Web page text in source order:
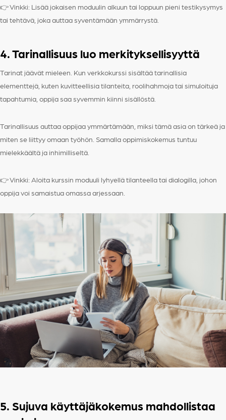
👉 Vinkki: Lisää jokaisen moduulin alkuun tai loppuun pieni testikysymys
tai tehtävä, joka auttaa syventämään ymmärrystä.
4. Tarinallisuus luo merkityksellisyyttä
Tarinat jäävät mieleen. Kun verkkokurssi sisältää tarinallisia
elementtejä, kuten kuvitteellisia tilanteita, roolihahmoja tai simuloituja
tapahtumia, oppija saa syvemmin kiinni sisällöstä.
Tarinallisuus auttaa oppijaa ymmärtämään, miksi tämä asia on tärkeä ja
miten se liittyy omaan työhön. Samalla oppimiskokemus tuntuu
mielekkäältä ja inhimilliseltä.
👉 Vinkki: Aloita kurssin moduuli lyhyellä tilanteella tai dialogilla, johon
oppija voi samaistua omassa arjessaan.
5. Sujuva käyttäjäkokemus mahdollistaa